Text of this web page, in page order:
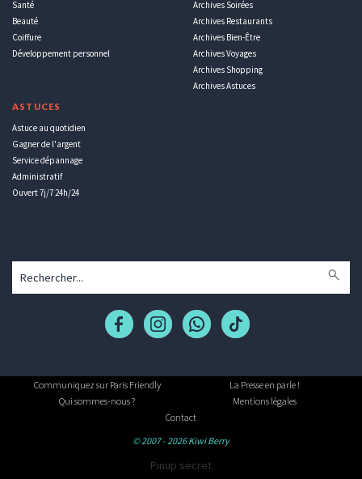
Santé
Beauté
Coiffure
Développement personnel
ASTUCES
Astuce au quotidien
Gagner de l'argent
Service dépannage
Administratif
Ouvert 7j/7 24h/24
Archives Soirées
Archives Restaurants
Archives Bien-Être
Archives Voyages
Archives Shopping
Archives Astuces
Communiquez sur Paris Friendly
La Presse en parle !
Qui sommes-nous ?
Mentions légales
Contact
© 2007 - 2026 Kiwi Berry
Pinup secret